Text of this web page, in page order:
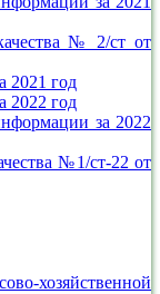
№ 2/ст от
2021 год
2022 год
за 2022
№1/ст-22 от
хозяйственной